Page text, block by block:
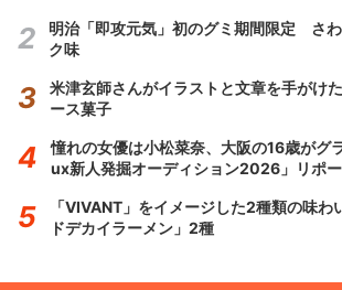
明治「即攻元気」初のグミ期間限定 さ
ク味
米津玄師さんがイラストと文章を手がけ
ース菓子
憧れの女優は小松菜奈、大阪の16歳が
ux新人発掘オーディション2026」リポ
「VIVANT」をイメージした2種類の味
ドデカイラーメン」2種